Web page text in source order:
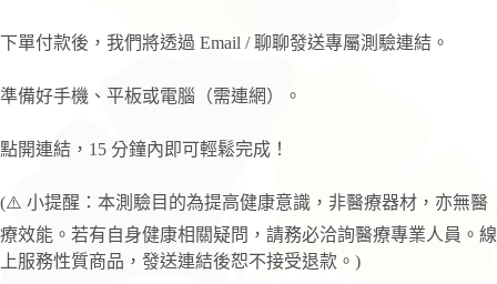
下單付款後，我們將透過 Email / 聊聊發送專屬測驗連結。
準備好手機、平板或電腦（需連網）。
點開連結，15 分鐘內即可輕鬆完成！
(⚠️ 小提醒：本測驗目的為提高健康意識，非醫療器材，亦無醫
療效能。若有自身健康相關疑問，請務必洽詢醫療專業人員。線
上服務性質商品，發送連結後恕不接受退款。)